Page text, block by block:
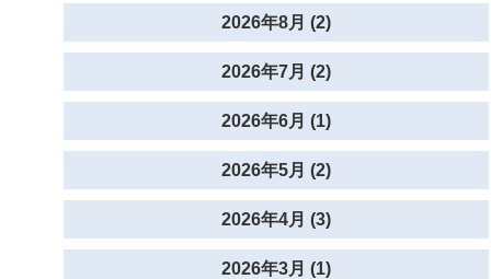
2026年8月 (2)
2026年7月 (2)
2026年6月 (1)
2026年5月 (2)
2026年4月 (3)
2026年3月 (1)